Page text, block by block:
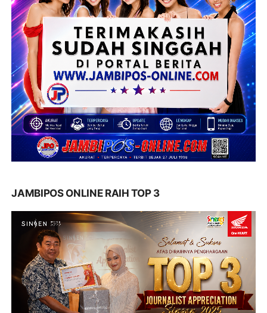
JAMBIPOS ONLINE RAIH TOP 3